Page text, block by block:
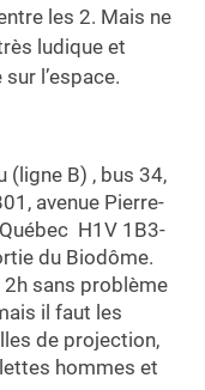
les 2. Mais ne
ludique et
l’espace.
(ligne B) , bus 34,
avenue Pierre-
H1V 1B3-
du Biodôme.
2h sans problème
il faut les
de projection,
hommes et